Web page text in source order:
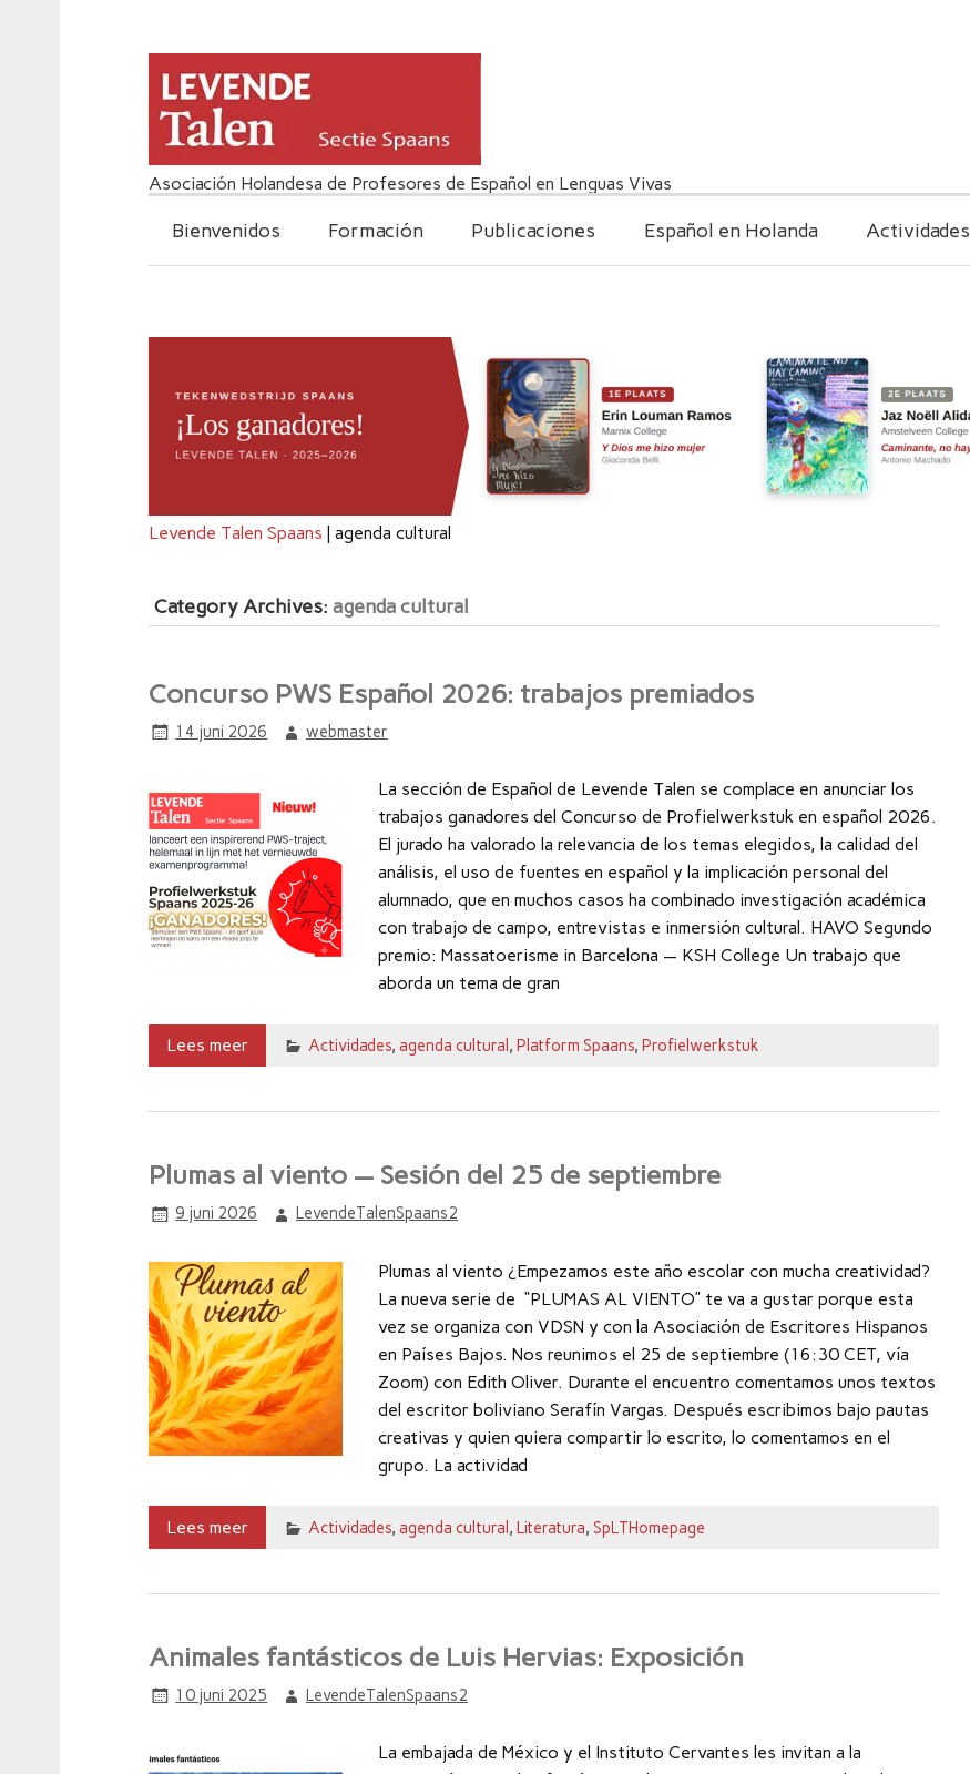
Asociación Holandesa de Profesores de Español en Lenguas Vivas
Bienvenidos Formación Publicaciones Español en Holanda Actividades
Levende Talen Spaans | agenda cultural
Category Archives:agenda cultural
Concurso PWS Español 2026: trabajos premiados
14 juni 2026 webmaster
La sección de Español de Levende Talen se complace en anunciar los
trabajos ganadores del Concurso de Profielwerkstuk en español 2026.
El jurado ha valorado la relevancia de los temas elegidos, la calidad del
análisis, el uso de fuentes en español y la implicación personal del
alumnado, que en muchos casos ha combinado investigación académica
con trabajo de campo, entrevistas e inmersión cultural. HAVO Segundo
premio: Massatoerisme in Barcelona — KSH College Un trabajo que
aborda un tema de gran
Lees meer Actividades,agenda cultural ,Platform Spaans,Profielwerkstuk
Plumas al viento — Sesión del 25 de septiembre
9 juni 2026 LevendeTalenSpaans2
Plumas al viento ¿Empezamos este año escolar con mucha creatividad?
La nueva serie de “PLUMAS AL VIENTO” te va a gustar porque esta
vez se organiza con VDSN y con la Asociación de Escritores Hispanos
en Países Bajos. Nos reunimos el 25 de septiembre (16:30 CET, vía
Zoom) con Edith Oliver. Durante el encuentro comentamos unos textos
del escritor boliviano Serafín Vargas. Después escribimos bajo pautas
creativas y quien quiera compartir lo escrito, lo comentamos en el
grupo. La actividad
Lees meer Actividades,agenda cultural ,Literatura, SpLTHomepage
Animales fantásticos de Luis Hervias: Exposición
10 juni 2025 LevendeTalenSpaans2
La embajada de México y el Instituto Cervantes les invitan a la